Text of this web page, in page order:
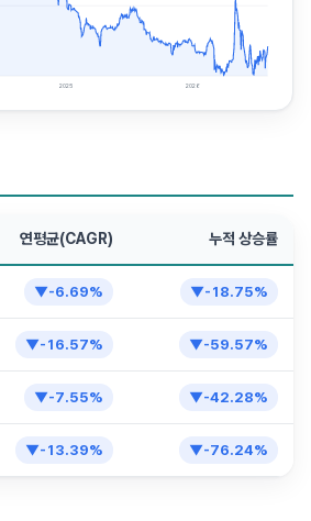
2025 2026
연평균(CAGR) 누적 상승률
▼-6.69% ▼-18.75%
▼-16.57% ▼-59.57%
▼-7.55% ▼-42.28%
▼-13.39% ▼-76.24%